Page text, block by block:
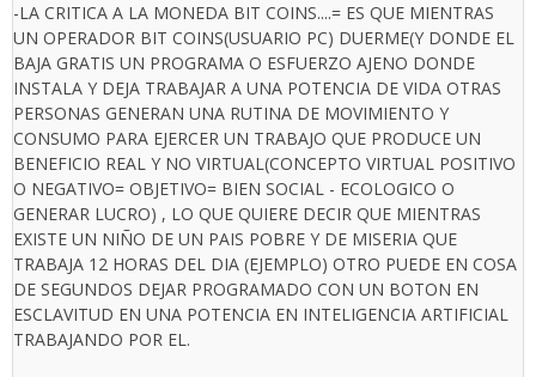
-LA CRITICA A LA MONEDA BIT COINS....= ES QUE MIENTRAS
UN OPERADOR BIT COINS(USUARIO PC) DUERME(Y DONDE EL
BAJA GRATIS UN PROGRAMA O ESFUERZO AJENO DONDE
INSTALA Y DEJA TRABAJAR A UNA POTENCIA DE VIDA OTRAS
PERSONAS GENERAN UNA RUTINA DE MOVIMIENTO Y
CONSUMO PARA EJERCER UN TRABAJO QUE PRODUCE UN
BENEFICIO REAL Y NO VIRTUAL(CONCEPTO VIRTUAL POSITIVO
O NEGATIVO= OBJETIVO= BIEN SOCIAL - ECOLOGICO O
GENERAR LUCRO) , LO QUE QUIERE DECIR QUE MIENTRAS
EXISTE UN NIÑO DE UN PAIS POBRE Y DE MISERIA QUE
TRABAJA 12 HORAS DEL DIA (EJEMPLO) OTRO PUEDE EN COSA
DE SEGUNDOS DEJAR PROGRAMADO CON UN BOTON EN
ESCLAVITUD EN UNA POTENCIA EN INTELIGENCIA ARTIFICIAL
TRABAJANDO POR EL.